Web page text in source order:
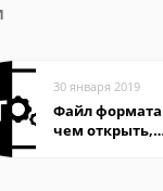
30 января 2019
Файл формата
чем открыть,